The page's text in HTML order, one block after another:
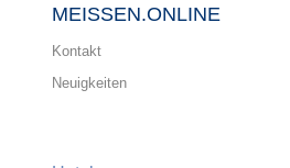
MEISSEN.ONLINE
Kontakt
Neuigkeiten